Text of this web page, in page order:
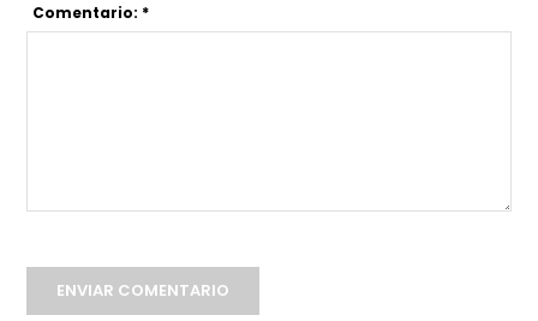
Comentario: *
ENVIAR COMENTARIO